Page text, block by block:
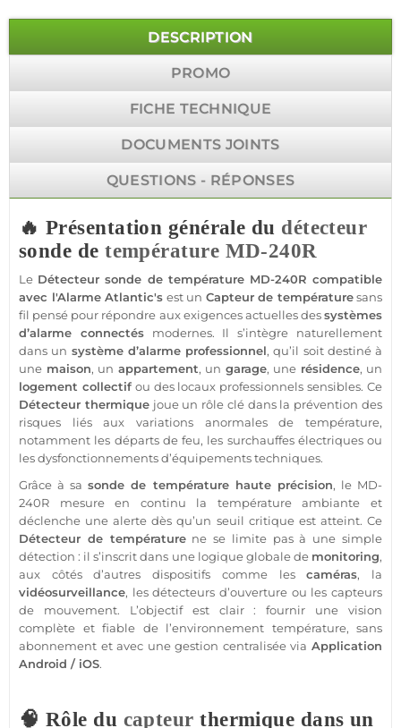
DESCRIPTION
PROMO
FICHE TECHNIQUE
DOCUMENTS JOINTS
QUESTIONS - RÉPONSES
🔥 Présentation générale du détecteur
sonde detempérature MD-240R
Le Détecteur sonde de température MD-240R compatible
avec l'AlarmeAtlantic's est un Capteurde températuresans
fil pensé pour répondre aux exigences actuelles dessystèmes
d’alarme connectésmodernes. Il s’intègre naturellement
dans un systèmed’alarme professionnel, qu’il soit destiné à
une maison, un appartement, un garage, une résidence, un
logement collectifou des locaux professionnels sensibles. Ce
Détecteur thermiquejoue un rôle clé dans la prévention des
risques liés aux variations anormales de température,
notamment les départs de feu, les surchauffes électriques ou
les dysfonctionnements d’équipements techniques.
Grâce à sasonde de températurehaute précision, le MD-
240R mesure en continu la températureambiante et
déclenche une alerte dès qu’un seuil critique est atteint. Ce
Détecteur de températurene se limite pas à une simple
détection : il s’inscrit dans une logique globale de monitoring,
aux côtés d’autres dispositifs comme lescaméras, la
vidéosurveillance, les détecteurs d’ouverture ou les capteurs
de mouvement. L’objectif est clair : fournir une vision
complète et fiable de l’environnement température, sans
abonnement et avec une gestion centralisée via Application
Android / iOS.
🧠 Rôle du capteur thermique dans un